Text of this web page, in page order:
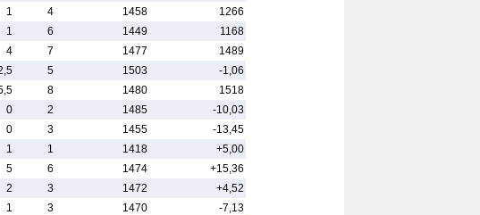
1 4 1458
1266
1 6 1449
1168
4 7 1477
1489
5 1503
-1,06
8 1480
1518
0 2 1485
-10,03
0 3 1455
-13,45
1 1 1418
+5,00
5 6 1474
+15,36
2 3 1472
+4,52
1 3 1470
-7,13